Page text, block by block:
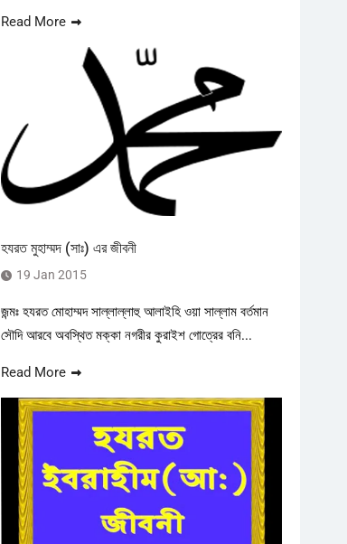
Read More
হযরত মুহাম্মদ (সাঃ) এর জীবনী
19 Jan 2015
জন্মঃ হযরত মোহাম্মদ সাল্লাল্লাহু আলাইহি ওয়া সাল্লাম বর্তমান
সৌদি আরবে অবস্থিত মক্কা নগরীর কুরাইশ গোত্রের বনি...
Read More